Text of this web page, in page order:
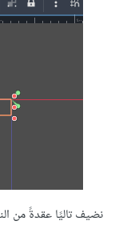
نضيف تاليًا عقدةً من